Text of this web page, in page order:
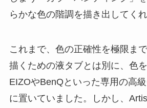
らかな色の階調を描き出してくれ
これまで、色の正確性を極限ま
描くための液タブとは別に、色
EIZOやBenQといった専用の高
に置いていました。しかし、